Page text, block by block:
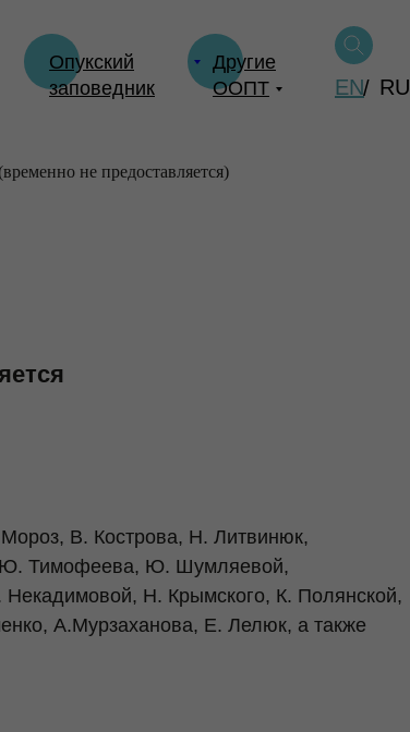
Опукский
заповедник
Другие
ООПТ
EN/ RU
не предоставляется)
В. Кострова, Н. Литвинюк,
Ю. Тимофеева, Ю. Шумляевой,
Н. Крымского, К. Полянской,
А.Мурзаханова, Е. Лелюк, а также